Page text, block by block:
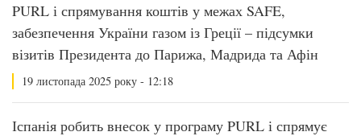
PURL і спрямування коштів у межах SAFE,
забезпечення України газом із Греції – підсумки
візитів Президента до Парижа, Мадрида та Афін
19 листопада 2025 року - 12:18
Іспанія робить внесок у програму PURL і спрямує